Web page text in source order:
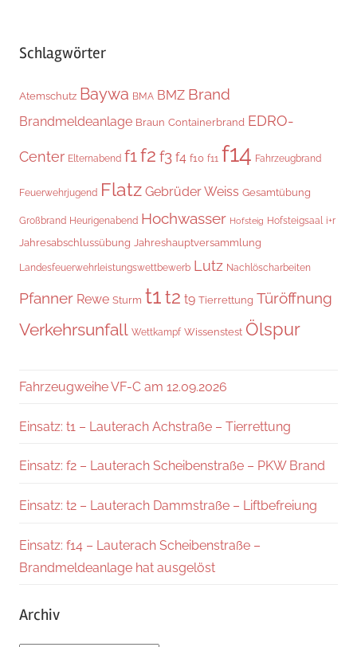
Schlagwörter
Atemschutz Baywa BMA BMZ Brand
Brandmeldeanlage Braun Containerbrand EDRO-
Center Elternabend f1f2 f3 f4 f10 f11 f14 Fahrzeugbrand
Feuerwehrjugend Flatz Gebrüder Weiss Gesamtübung
Großbrand Heurigenabend Hochwasser Hofsteig Hofsteigsaal i+r
Jahresabschlussübung Jahreshauptversammlung
Landesfeuerwehrleistungswettbewerb Lutz Nachlöscharbeiten
Pfanner Rewe Sturm t1t2 t9 Tierrettung Türöffnung
Verkehrsunfall Wettkampf Wissenstest Ölspur
Fahrzeugweihe VF-C am 12.09.2026
Einsatz: t1 – Lauterach Achstraße – Tierrettung
Einsatz: f2 – Lauterach Scheibenstraße – PKW Brand
Einsatz: t2 – Lauterach Dammstraße – Liftbefreiung
Einsatz: f14 – Lauterach Scheibenstraße –
Brandmeldeanlage hat ausgelöst
Archiv